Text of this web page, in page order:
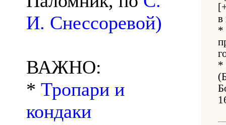
И. Снессоревой)
ВАЖНО:
* Тропари и
кондаки
в
*
*